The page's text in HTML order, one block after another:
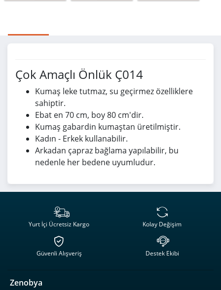
Çok Amaçlı Önlük Ç014
Kumaş leke tutmaz, su geçirmez özelliklere
sahiptir.
Ebat en 70 cm, boy 80 cm'dir.
Kumaş gabardin kumaştan üretilmiştir.
Kadın - Erkek kullanabilir.
Arkadan çapraz bağlama yapılabilir, bu
nedenle her bedene uyumludur.
Yurt İçi Ücretsiz Kargo Kolay Değişim
Güvenli Alışveriş Destek Ekibi
Zenobya